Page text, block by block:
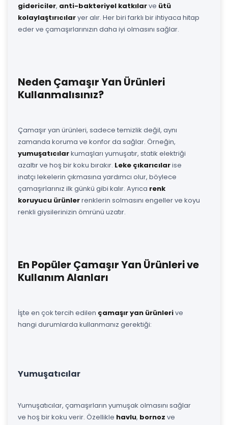
gidericiler, anti-bakteriyel katkılarve ütü
kolaylaştırıcılaryer alır. Her biri farklı bir ihtiyaca hitap
eder ve çamaşırlarınızın daha iyi olmasını sağlar.
Neden Çamaşır Yan Ürünleri
Kullanmalısınız?
Çamaşır yan ürünleri, sadece temizlik değil, aynı
zamanda koruma ve konfor da sağlar. Örneğin,
yumuşatıcılarkumaşları yumuşatır, statik elektriği
azaltır ve hoş bir koku bırakır. Leke çıkarıcılarise
inatçı lekelerin çıkmasına yardımcı olur, böylece
çamaşırlarınız ilk günkü gibi kalır. Ayrıca renk
koruyucu ürünlerrenklerin solmasını engeller ve koyu
renkli giysilerinizin ömrünü uzatır.
En Popüler Çamaşır Yan Ürünleri ve
Kullanım Alanları
İşte en çok tercih edilen çamaşır yan ürünlerive
hangi durumlarda kullanmanız gerektiği:
Yumuşatıcılar
Yumuşatıcılar, çamaşırların yumuşak olmasını sağlar
ve hoş bir koku verir. Özellikle havlu, bornoz ve